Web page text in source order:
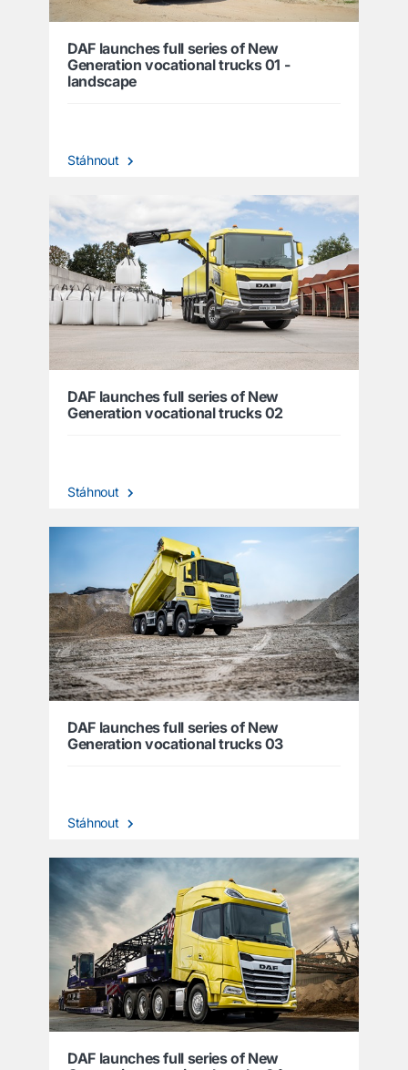
DAF launches full series of New
Generation vocational trucks 01 -
landscape
Stáhnout
DAF launches full series of New
Generation vocational trucks 02
Stáhnout
DAF launches full series of New
Generation vocational trucks 03
Stáhnout
DAF launches full series of New